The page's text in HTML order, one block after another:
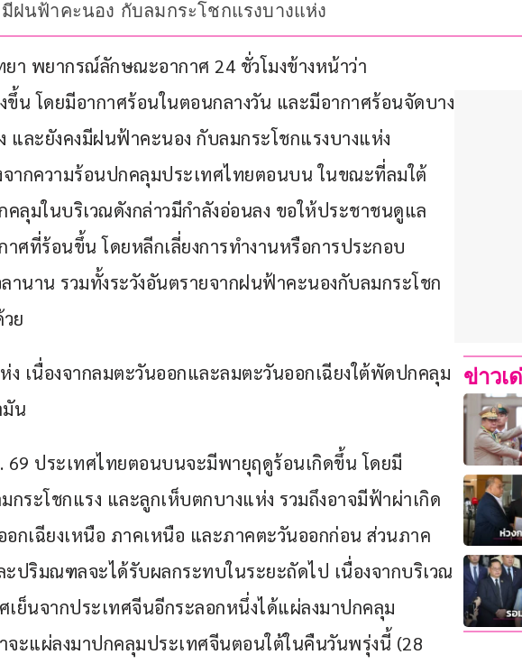
ฝนฟ้าคะนอง กับลมกระโชกแรงบางแห่ง
ยา พยากรณ์ลักษณะอากาศ 24 ชั่วโมงข้างหน้าว่า
โดยมีอากาศร้อนในตอนกลางวัน และมีอากาศร้อนจัดบาง
ละยังคงมีฝนฟ้าคะนอง กับลมกระโชกแรงบางแห่ง
จากความร้อนปกคลุมประเทศไทยตอนบน ในขณะที่ลมใต้
ลุมในบริเวณดังกล่าวมีกำลังอ่อนลง ขอให้ประชาชนดูแล
ศที่ร้อนขึ้น โดยหลีกเลี่ยงการทำงานหรือการประกอบ
านาน รวมทั้งระวังอันตรายจากฝนฟ้าคะนองกับลมกระโชก
ย
เนื่องจากลมตะวันออกและลมตะวันออกเฉียงใต้พัดปกคลุม
มัน
69 ประเทศไทยตอนบนจะมีพายุฤดูร้อนเกิดขึ้น โดยมี
ระโชกแรง และลูกเห็บตกบางแห่ง รวมถึงอาจมีฟ้าผ่าเกิด
อกเฉียงเหนือ ภาคเหนือ และภาคตะวันออกก่อน ส่วนภาค
ปริมณฑลจะได้รับผลกระทบในระยะถัดไป เนื่องจากบริเวณ
เย็นจากประเทศจีนอีกระลอกหนึ่งได้แผ่ลงมาปกคลุม
จะแผ่ลงมาปกคลุมประเทศจีนตอนใต้ในคืนวันพรุ่งนี้ (28
ข่าวเ